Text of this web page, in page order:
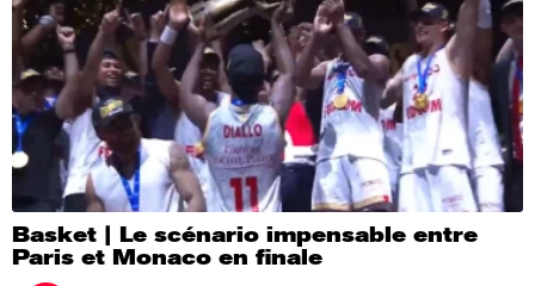
Basket | Le scénario impensable entre
Paris et Monaco en finale